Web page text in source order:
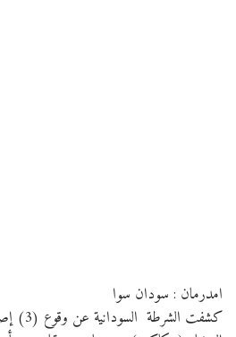
امدرمان : سودان سوا
كشفت